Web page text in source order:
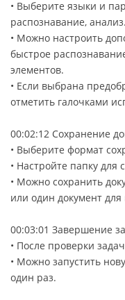
• Выберите языки и
распознавание, анализ.
• Можно настроить
быстрое
элементов.
• Если выбрана
отметить галочками
00:02:12 Сохранение
• Выберите формат
• Настройте папку для
• Можно сохранить
или один документ для
00:03:01 Завершение
• После проверки
• Можно запустить
один раз.